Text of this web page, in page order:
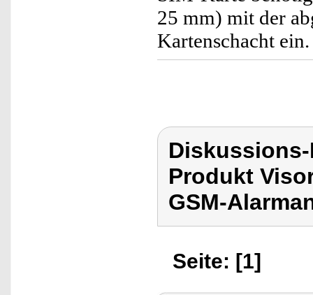
25 mm) mit der
Kartenschacht ein.
Produkt
GSM-
Seite: [1]